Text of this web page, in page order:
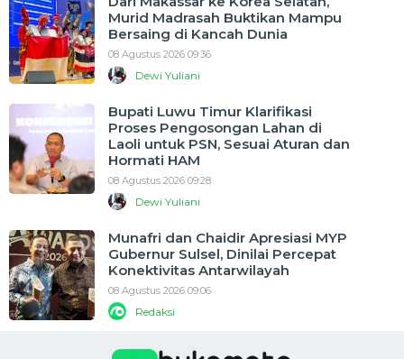
Murid Madrasah Buktikan Mampu
Bersaing di Kancah Dunia
08 Agustus 2026 09:36
Dewi Yuliani
Bupati Luwu Timur Klarifikasi
Proses Pengosongan Lahan di
Laoli untuk PSN, Sesuai Aturan dan
Hormati HAM
08 Agustus 2026 09:28
Dewi Yuliani
Munafri dan Chaidir Apresiasi MYP
Gubernur Sulsel, Dinilai Percepat
Konektivitas Antarwilayah
08 Agustus 2026 09:06
Redaksi